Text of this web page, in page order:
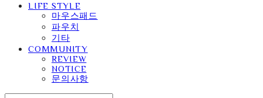
LIFE STYLE
마우스패드
파우치
기타
COMMUNITY
REVIEW
NOTICE
문의사항